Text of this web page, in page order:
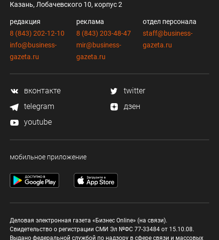
Казань, Лобачевского 10, корпус 2
редакция
8 (843) 202-12-10
info@business-
gazeta.ru
реклама
8 (843) 203-48-47
mir@business-
gazeta.ru
отдел персонала
staff@business-
gazeta.ru
вконтакте
twitter
telegram
дзен
youtube
мобильное приложение
Деловая электронная газета «Бизнес Online» (на связи).
Свидетельство о регистрации СМИ Эл №ФС 77-33484 от 15.10.08.
Выдано федеральной службой по надзору в сфере связи и массовых